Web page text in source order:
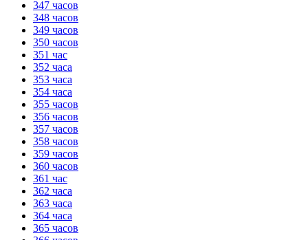
347 часов
348 часов
349 часов
350 часов
351 час
352 часа
353 часа
354 часа
355 часов
356 часов
357 часов
358 часов
359 часов
360 часов
361 час
362 часа
363 часа
364 часа
365 часов